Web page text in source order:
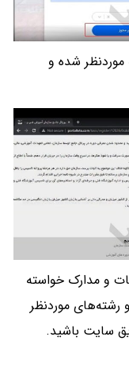
شده و
و مدارک خواسته
موردنظر
سایت باشید.